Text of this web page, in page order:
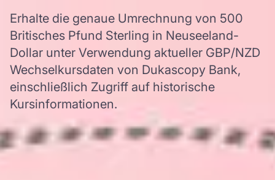
Erhalte die genaue Umrechnung von 500
Britisches Pfund Sterling in Neuseeland-
Dollar unter Verwendung aktueller GBP/NZD
Wechselkursdaten von Dukascopy Bank,
einschließlich Zugriff auf historische
Kursinformationen.